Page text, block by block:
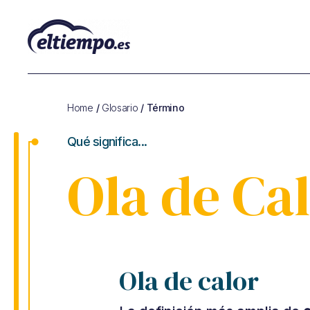
de
Climático
de
Home / Glosario / Término
Qué significa...
Ola de
Ola de calor